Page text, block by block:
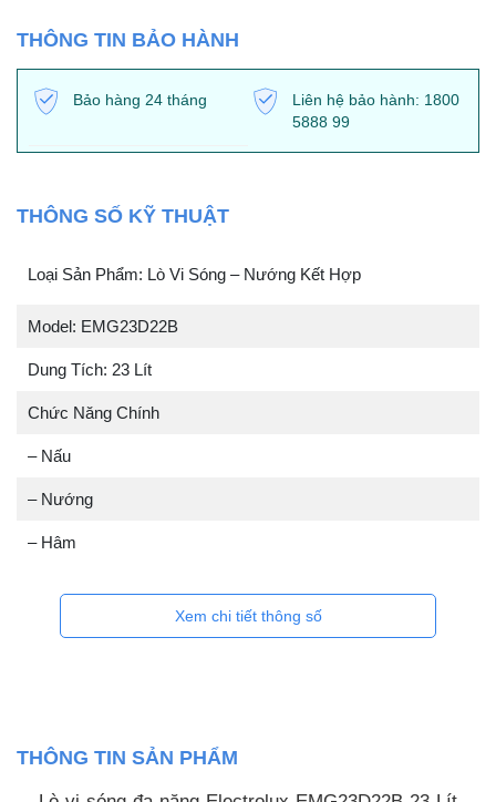
THÔNG TIN BẢO HÀNH
Bảo hàng 24 tháng
Liên hệ bảo hành: 1800
5888 99
THÔNG SỐ KỸ THUẬT
Loại Sản Phẩm: Lò Vi Sóng – Nướng Kết Hợp
Model: EMG23D22B
Dung Tích: 23 Lít
Chức Năng Chính
– Nấu
– Nướng
– Hâm
Xem chi tiết thông số
THÔNG TIN SẢN PHẨM